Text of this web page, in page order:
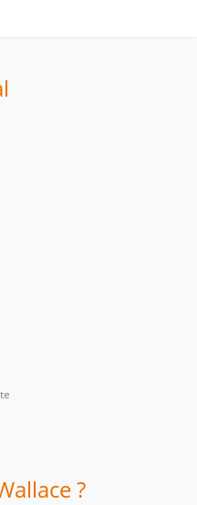
?